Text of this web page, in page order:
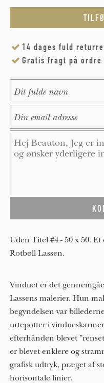
14 dages fuld
Gratis fragt på ordre
Uden Titel #4 - 50 x 50.
Rotbøll Lassen.
Vinduet er det
Lassens malerier. Hun
begyndelsen var
urtepotter i
efterhånden blevet
er blevet enklere og
grafisk udtryk, præget af
horisontale linier.